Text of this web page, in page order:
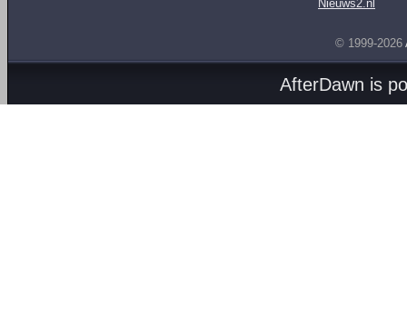
Nieuws2.nl
© 1999-2026
AfterDawn is